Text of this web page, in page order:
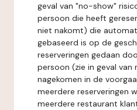
geval van "no-show"
persoon die heeft
niet nakomt) die
gebaseerd is op de
reserveringen gedaan
persoon (zie in geval van
nagekomen in de
meerdere reserveringen
meerdere restaurant